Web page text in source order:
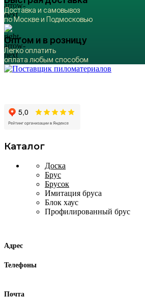
Доставка и самовывоз
по Москве и Подмосковью
Оптом и в розницу
Легко оплатить
оплата любым способом
Каталог
Доска
Брус
Брусок
Имитация бруса
Блок хаус
Профилированный брус
Адрес
Телефоны
Почта